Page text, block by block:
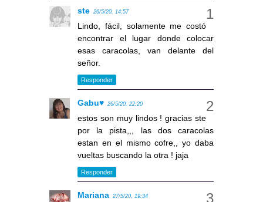
ste 26/5/20, 14:57
Lindo, fácil, solamente me costó
encontrar el lugar donde colocar
esas caracolas, van delante del
señor.
Responder
Gabu♥ 26/5/20, 22:20
estos son muy lindos ! gracias ste
por la pista,,, las dos caracolas
estan en el mismo cofre,, yo daba
vueltas buscando la otra ! jaja
Responder
Mariana 27/5/20, 19:34